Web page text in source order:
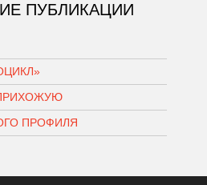
ПУБЛИКАЦИИ
ПРОФИЛЯ